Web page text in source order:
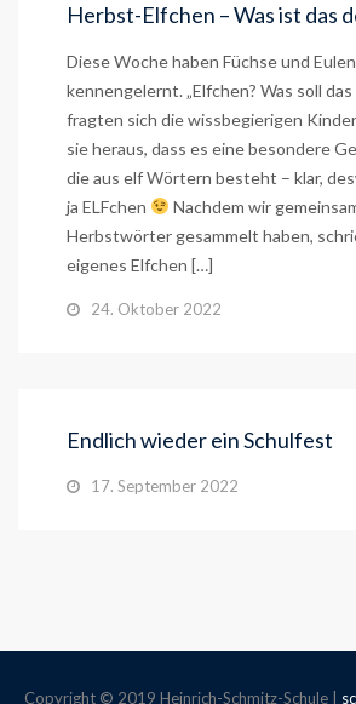
Herbst-Elfchen – Was ist das
Diese Woche haben Füchse und
kennengelernt. „Elfchen? Was soll das
fragten sich die wissbegierigen
sie heraus, dass es eine besondere
die aus elf Wörtern besteht – klar,
ja ELFchen
Nachdem wir
Herbstwörter gesammelt haben,
eigenes Elfchen […]
24. Oktober 2022
Endlich wieder ein Schulfest
17. September 2022
Copyright © 2019 Heinrich-Schmitz-Schule |